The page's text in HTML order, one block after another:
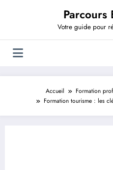
Parcours
Votre guide pour
Accueil
Formation
Formation tourisme : les